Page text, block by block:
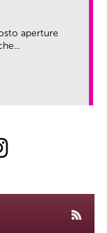
aperture